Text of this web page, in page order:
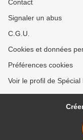
Contact
Signaler un abus
C.G.U.
Cookies et données
Préférences cookies
Voir le profil de